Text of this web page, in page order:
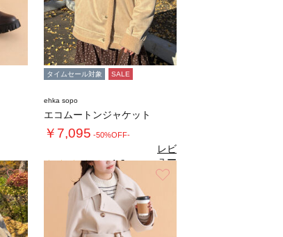
タイムセール対象 SALE
ehka sopo
エコムートンジャケット
￥7,095 -50%OFF-
4.6（9）
レビ
ュー
を見
る
お気に入り